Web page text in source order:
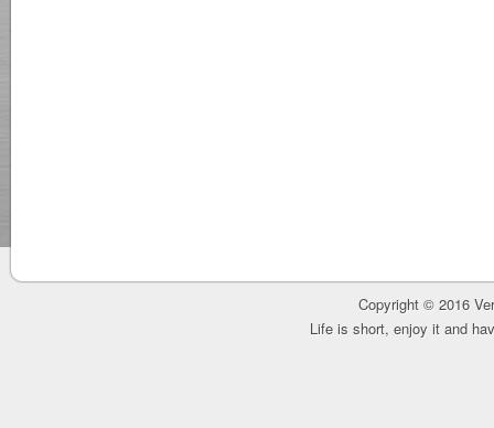
Copyright © 2016
Life is short, enjoy it and